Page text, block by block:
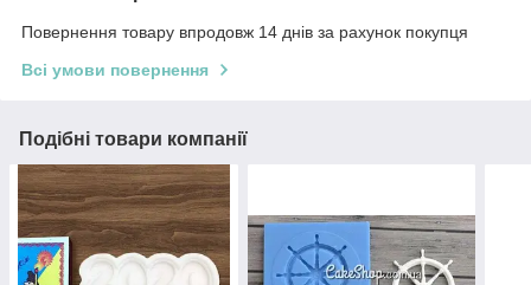
Повернення товару впродовж 14 днів за рахунок покупця
Всі умови повернення
Подібні товари компанії